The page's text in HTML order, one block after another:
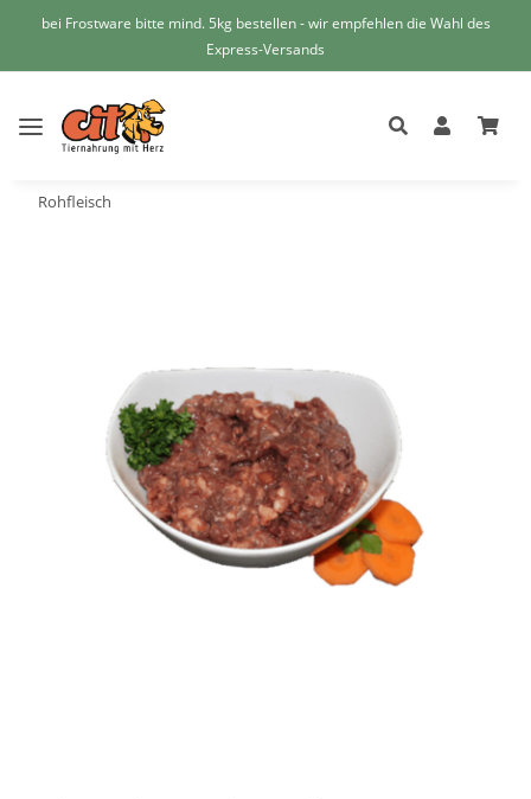
bei Frostware bitte mind. 5kg bestellen - wir empfehlen die Wahl des
Express-Versands
Rohfleisch